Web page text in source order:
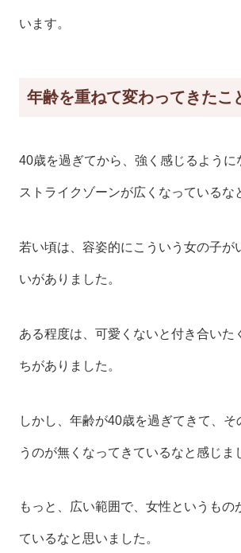
います。
年齢を重ねて変わってきたこ
40歳を過ぎてから、強く感じるように
ストライクゾーンが広くなっているな
若い頃は、容姿的にこういう女の子が
いがありました。
ある程度は、可愛くないと付き合いた
ちがありました。
しかし、年齢が40歳を過ぎてきて、そ
うのが無くなってきているなと感じま
もっと、広い範囲で、女性というもの
ているなと思いました。